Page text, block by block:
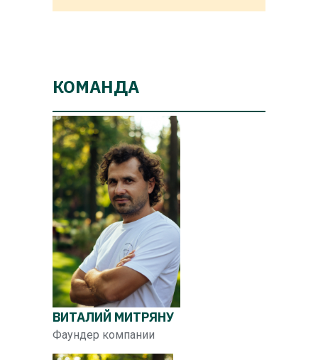
КОМАНДА
ВИТАЛИЙ МИТРЯНУ
Фаундер компании